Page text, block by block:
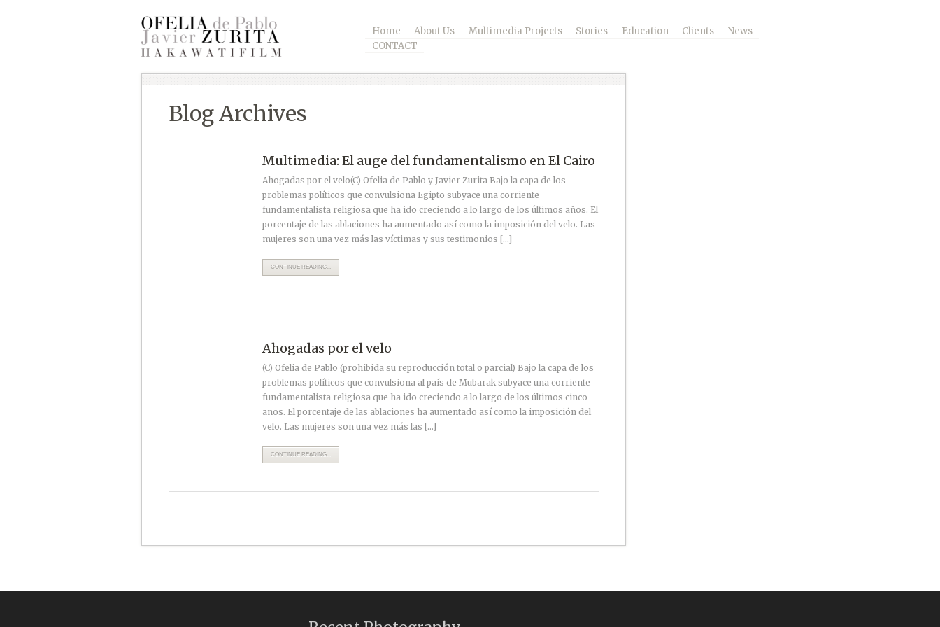
Home About Us Multimedia Projects Stories Education Clients
News
CONTACT
Blog Archives
Multimedia: El auge del fundamentalismo en El Cairo
Ahogadas por el velo(C) Ofelia de Pablo y Javier Zurita Bajo la capa de los
problemas políticos que convulsiona Egipto subyace una corriente
fundamentalista religiosa que ha ido creciendo a lo largo de los últimos años. El
porcentaje de las ablaciones ha aumentado así como la imposición del velo. Las
mujeres son una vez más las víctimas y sus testimonios […]
CONTINUE READING...
Ahogadas por el velo
(C) Ofelia de Pablo (prohibida su reproducción total o parcial) Bajo la capa de los
problemas políticos que convulsiona al país de Mubarak subyace una corriente
fundamentalista religiosa que ha ido creciendo a lo largo de los últimos cinco
años. El porcentaje de las ablaciones ha aumentado así como la imposición del
velo. Las mujeres son una vez más las […]
CONTINUE READING...